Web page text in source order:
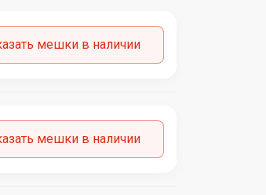
мешки в наличии
мешки в наличии